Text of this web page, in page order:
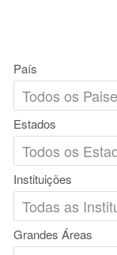
País
Estados
Instituições
Grandes Áreas